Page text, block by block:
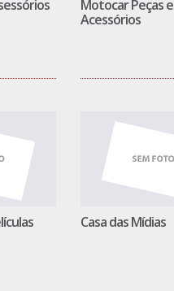
Motocar Peças e
Acessórios
Casa das Mídias